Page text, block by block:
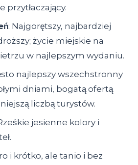
przytłaczający.
: Najgorętszy, najbardziej
życie miejskie na
w najlepszym wydaniu.
najlepszy wszechstronny
dniami, bogatą ofertą
liczbą turystów.
jesienne kolory i
i krótko, ale tanio i bez